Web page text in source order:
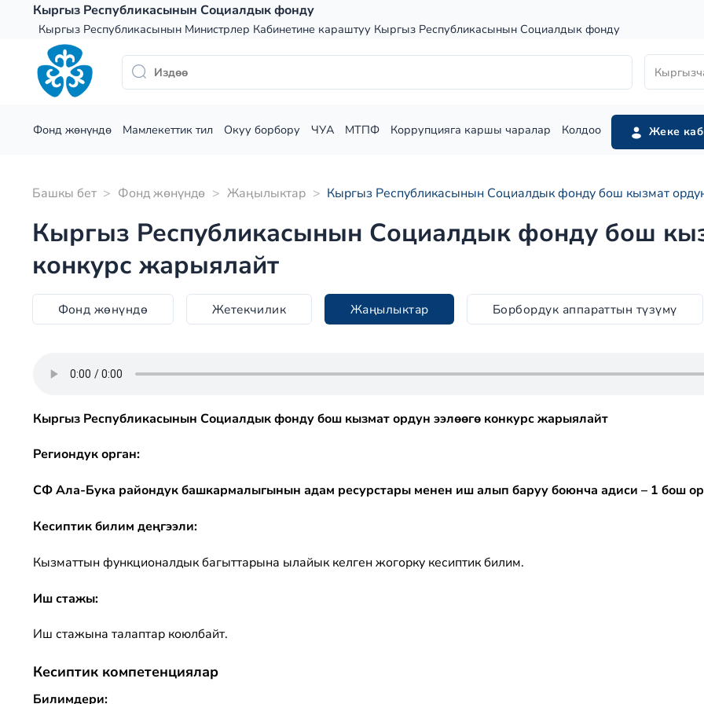
Кыргыз Республикасынын Социалдык фонду
Кыргыз Республикасынын Министрлер Кабинетине караштуу Кыргыз Республикасынын Социалдык фонду
Фонд жөнүндө Мамлекеттик тил Окуу борбору ЧУА МТПФ Коррупцияга каршы чаралар Колдоо Жеке
Башкы бет > Фонд жөнүндө > Жаңылыктар > Кыргыз Республикасынын Социалдык фонду бош кызмат
Кыргыз Республикасынын Социалдык фонду бош
конкурс жарыялайт
Фонд жөнүндө Жетекчилик Жаңылыктар Борбордук аппараттын түзүмү
Кыргыз Республикасынын Социалдык фонду бош кызмат ордун ээлөөгө конкурс жарыялайт
Региондук орган:
СФ Ала-Бука райондук башкармалыгынын адам ресурстары менен иш алып баруу боюнча адиси – 1 бош
Кесиптик билим деңгээли:
Кызматтын функционалдык багыттарына ылайык келген жогорку кесиптик билим.
Иш стажы:
Иш стажына талаптар коюлбайт.
Кесиптик компетенциялар
Билимдери: